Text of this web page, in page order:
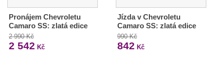
Pronájem Chevroletu
Camaro SS: zlatá edice
2 990 Kč
2 542 Kč
Jízda v Chevroletu
Camaro SS: zlatá edice
990 Kč
842 Kč